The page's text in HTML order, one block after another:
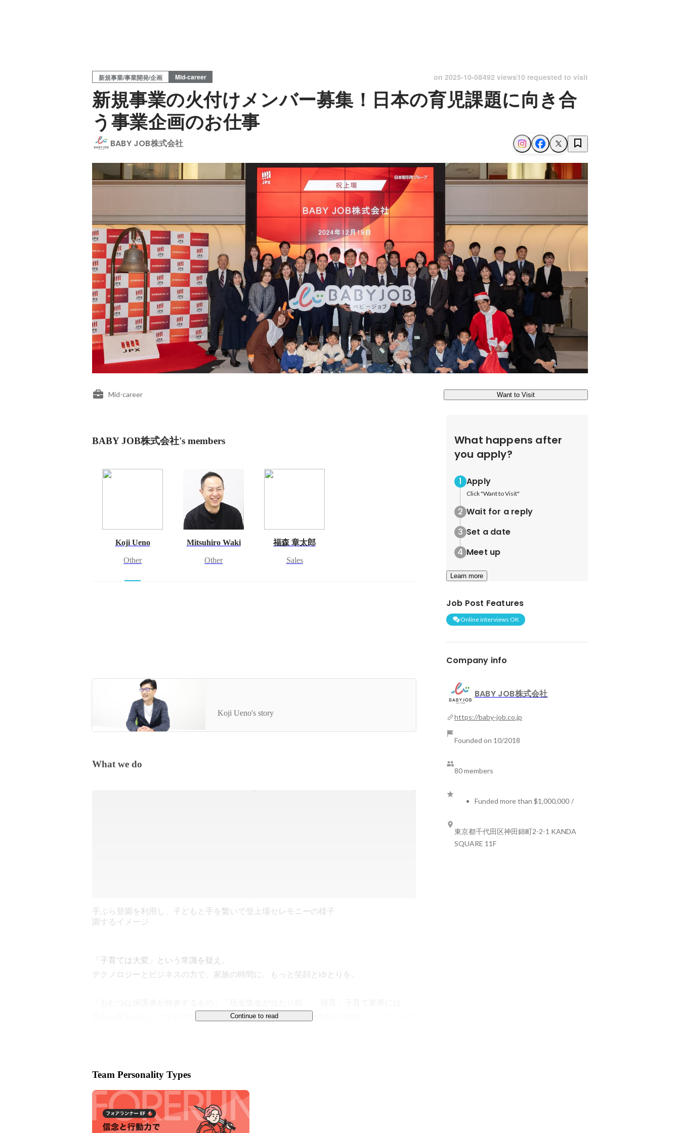
新規事業/事業開発/企画 Mid-career on 2025-10-08492 views10 requested to visit
新規事業の火付けメンバー募集！日本の育児課題に向き合
う事業企画のお仕事
BABY JOB株式会社
Mid-career Want to Visit
BABY JOB株式会社's members
Koji Ueno
Other
Mitsuhiro Waki
Other
福森 章太郎
Sales
る、会社の魅力と、その原点。
Koji Ueno's story
What we do
手ぶら登園を利用し、子どもと手を繋いで登
園するイメージ
上場セレモニーの様子
「子育ては大変」という常識を疑え。
テクノロジーとビジネスの力で、家族の時間に、もっと笑顔とゆとりを。
昔から変わらないアナログな慣習が多く残っています。私たちBABY JOBは、ここにメス
ー 展開している3つの事業ー
01 ｜ 手ぶら登園（保育施設おむつ定額サービス）
前書きと持参をなくし、保育士と保護者双方の負担を軽減する急成長サービスです。（日
Continue to read
Team Personality Types
What happens after
you apply?
Apply
Click "Want to Visit"
Wait for a reply
Set a date
Meet up
Learn more
Job Post Features
Online interviews OK
Company info
BABY JOB株式会社
https://baby-job.co.jp
Founded on 10/2018
80 members
Funded more than $1,000,000 /
東京都千代田区神田錦町2-2-1 KANDA
SQUARE 11F